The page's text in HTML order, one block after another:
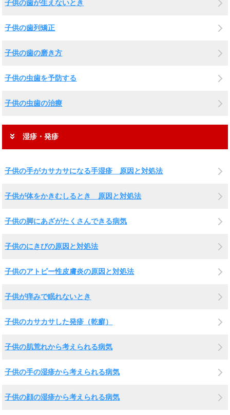
子供の歯が生えないとき
子供の歯列矯正
子供の歯の磨き方
子供の虫歯を予防する
子供の虫歯の治療
湿疹・発疹
子供の手がカサカサになる手湿疹 原因と対処法
子供が体をかきむしるとき 原因と対処法
子供の脚にあざがたくさんできる病気
子供のにきびの原因と対処法
子供のアトピー性皮膚炎の原因と対処法
子供が痒みで眠れないとき
子供のカサカサした発疹（乾癬）
子供の肌荒れから考えられる病気
子供の手の湿疹から考えられる病気
子供の顔の湿疹から考えられる病気